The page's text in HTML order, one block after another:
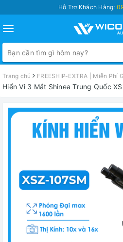
Hỗ Trợ Khách Hàng:
Toggle
navigation
Trang chủ FREESHIP-EXTRA | Miễn Phí
Hiển Vi 3 Mắt Shinea Trung Quốc